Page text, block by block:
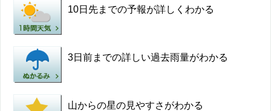
10日先までの予報が詳しくわかる
3日前までの詳しい過去雨量がわかる
山からの星の見やすさがわかる